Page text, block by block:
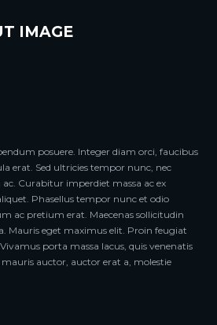
IMAGE
posuere. Integer diam orci, faucibus
erat. Sed ultricies tempor nunc, nec
Curabitur imperdiet massa ac ex
Phasellus tempor nunc et odio
ac pretium erat. Maecenas sollicitudin
Mauris eget maximus elit. Proin feugiat
porta massa lacus, quis venenatis
mauris auctor, auctor erat a, molestie